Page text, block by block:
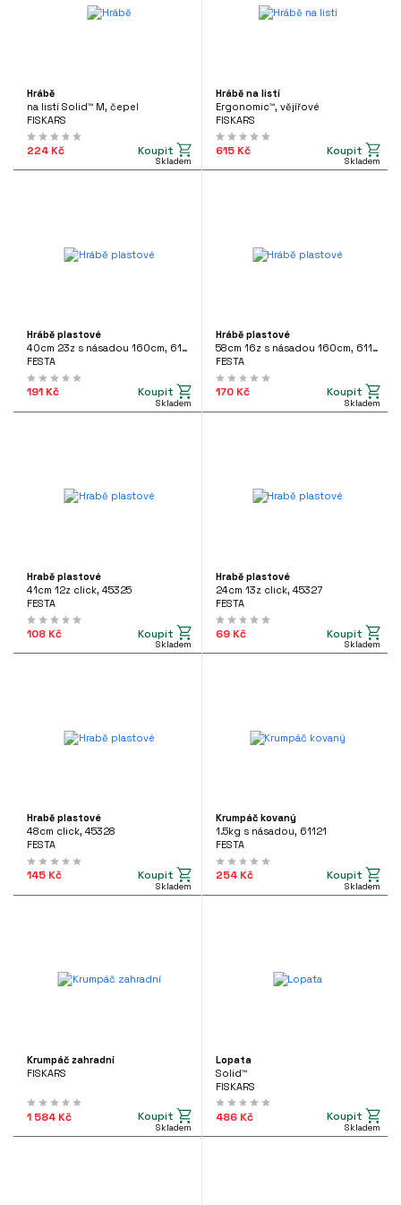
Hrábě
na listí Solid™ M, čepel
FISKARS
224 Kč Koupit
Skladem
Hrábě na listí
Ergonomic™, vějířové
FISKARS
615 Kč Koupit
Skladem
Hrábě plastové
40cm 23z s násadou 160cm, 61135
FESTA
191 Kč Koupit
Skladem
Hrábě plastové
58cm 16z s násadou 160cm, 61141
FESTA
170 Kč Koupit
Skladem
Hrabě plastové
41cm 12z click, 45325
FESTA
108 Kč Koupit
Skladem
Hrabě plastové
24cm 13z click, 45327
FESTA
69 Kč Koupit
Skladem
Hrabě plastové
48cm click, 45328
FESTA
145 Kč Koupit
Skladem
Krumpáč kovaný
1.5kg s násadou, 61121
FESTA
254 Kč Koupit
Skladem
Krumpáč zahradní
FISKARS
1 584 Kč Koupit
Skladem
Lopata
Solid™
FISKARS
486 Kč Koupit
Skladem